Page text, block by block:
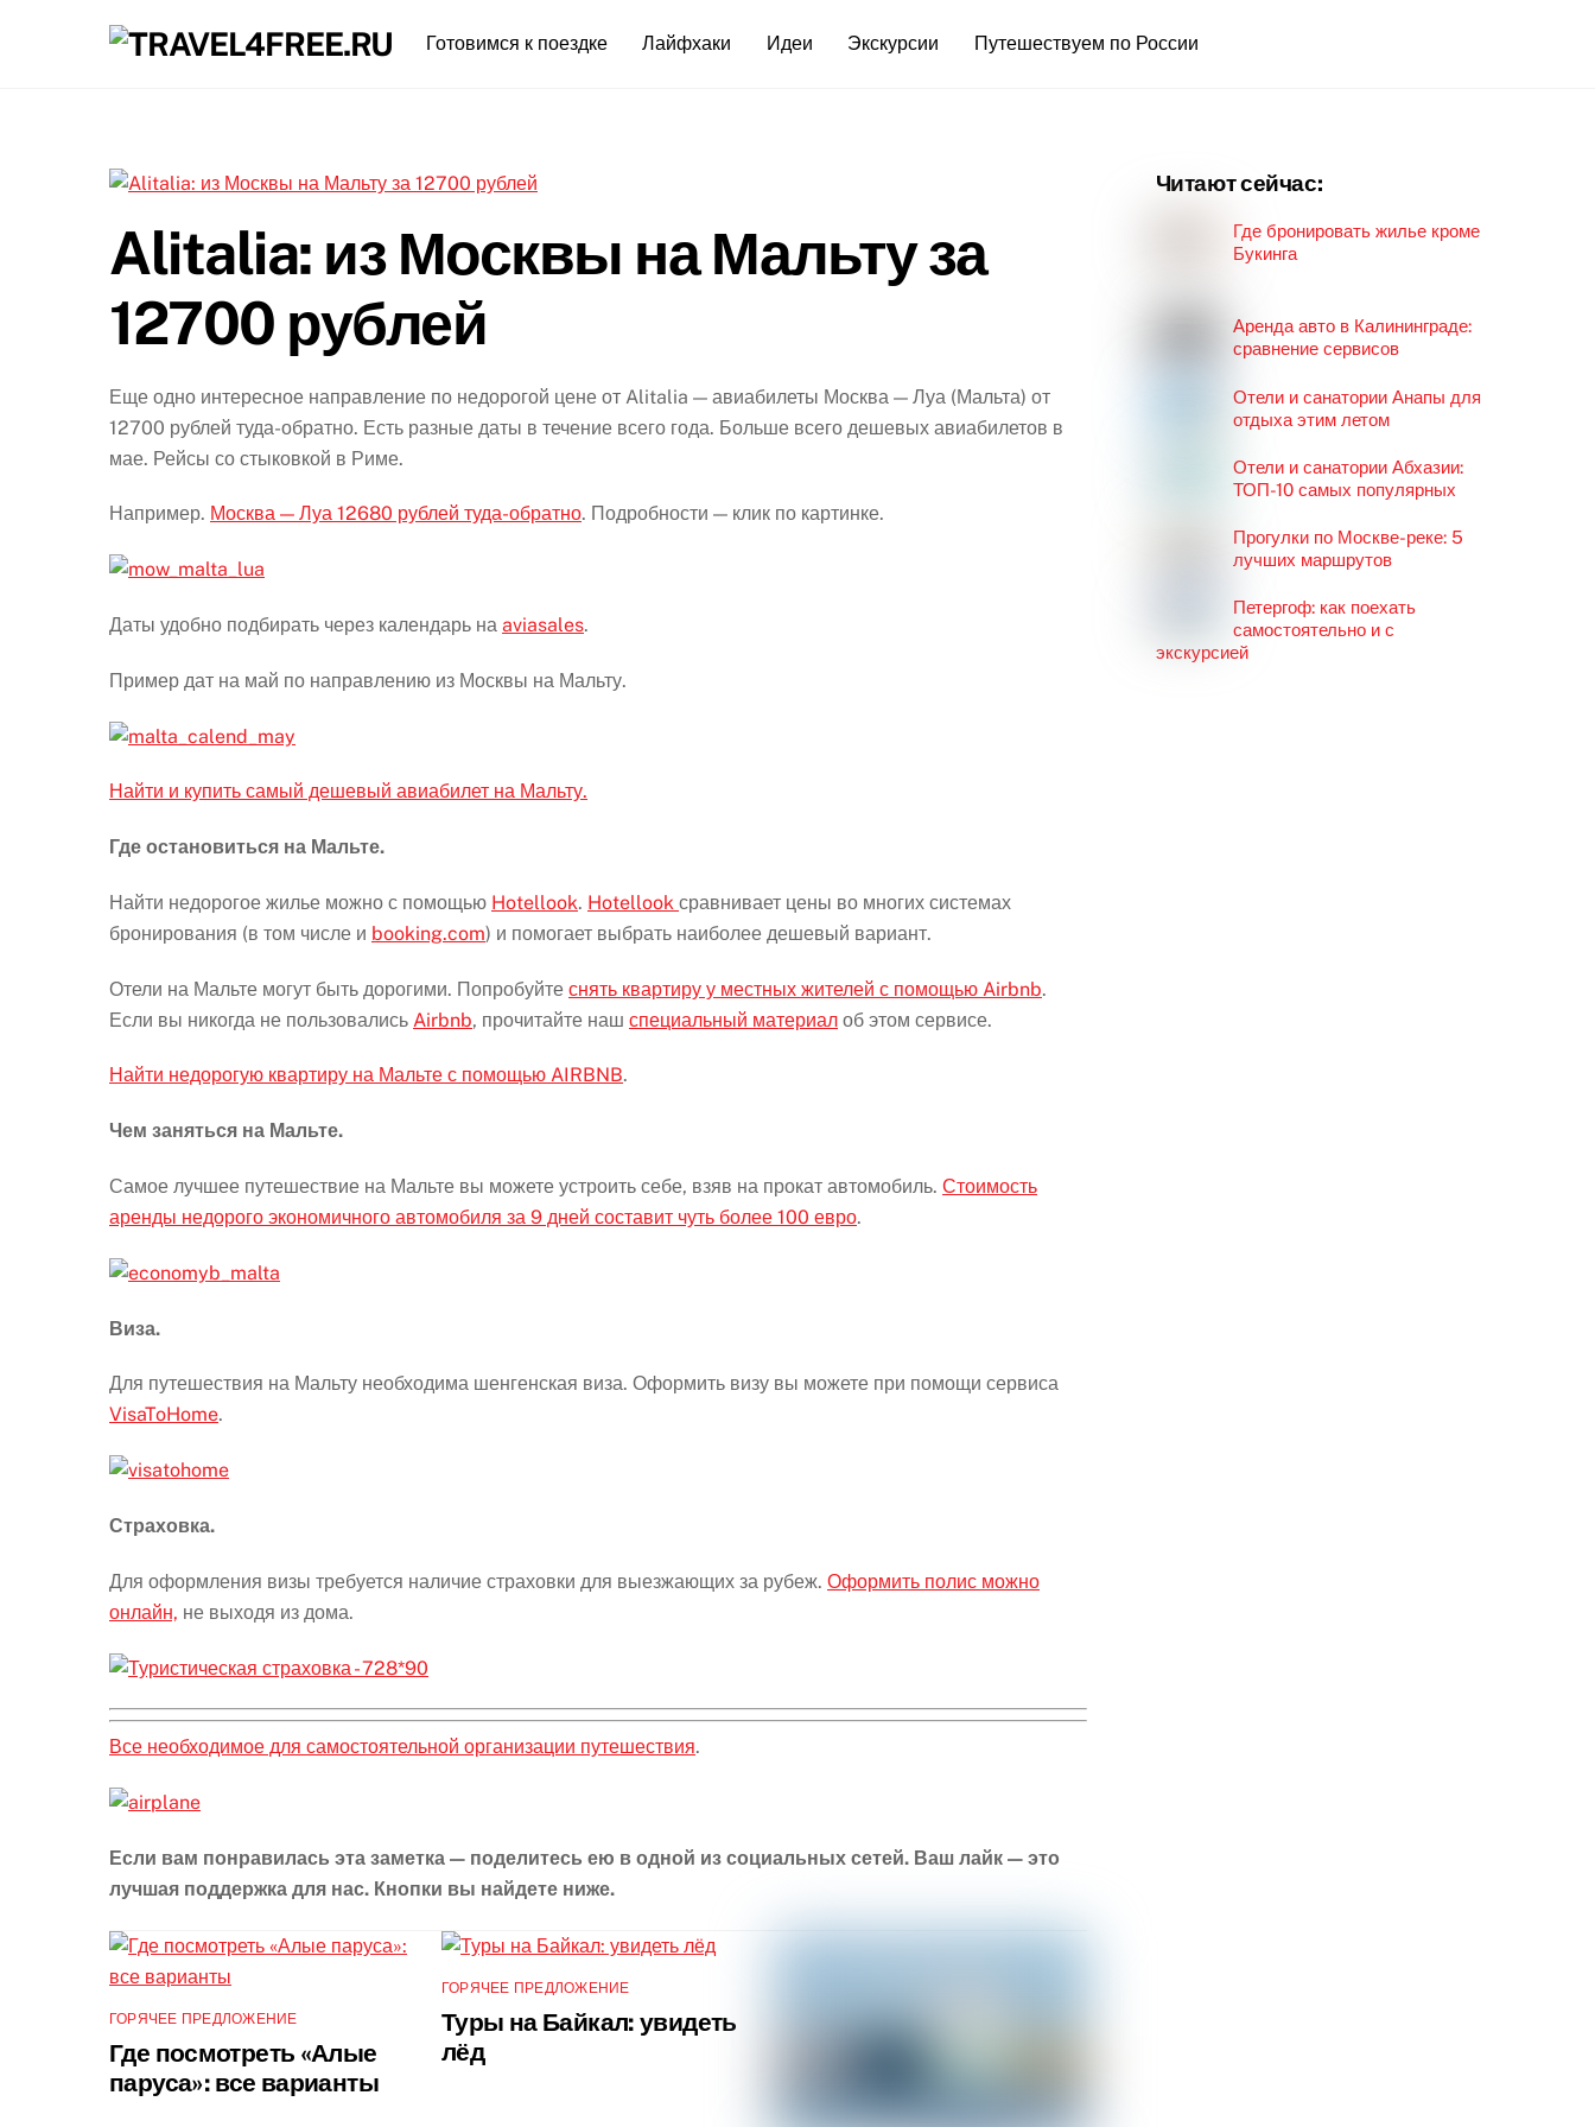
Готовимся к поездке Лайфхаки Идеи Экскурсии Путешествуем по России
Alitalia: из Москвы на Мальту за
12700 рублей
Еще одно интересное направление по недорогой цене от Alitalia — авиабилеты Москва — Луа (Мальта) от
12700 рублей туда-обратно. Есть разные даты в течение всего года. Больше всего дешевых авиабилетов в
мае. Рейсы со стыковкой в Риме.
Например. Москва — Луа 12680 рублей туда-обратно. Подробности — клик по картинке.
Даты удобно подбирать через календарь на aviasales.
Пример дат на май по направлению из Москвы на Мальту.
Найти и купить самый дешевый авиабилет на Мальту.
Где остановиться на Мальте.
Найти недорогое жилье можно с помощью Hotellook. Hotellook сравнивает цены во многих системах
бронирования (в том числе и booking.com) и помогает выбрать наиболее дешевый вариант.
Отели на Мальте могут быть дорогими. Попробуйте снять квартиру у местных жителей с помощью Airbnb.
Если вы никогда не пользовались Airbnb, прочитайте наш специальный материал об этом сервисе.
Найти недорогую квартиру на Мальте с помощью AIRBNB.
Чем заняться на Мальте.
Самое лучшее путешествие на Мальте вы можете устроить себе, взяв на прокат автомобиль. Стоимость
аренды недорого экономичного автомобиля за 9 дней составит чуть более 100 евро.
Виза.
Для путешествия на Мальту необходима шенгенская виза. Оформить визу вы можете при помощи сервиса
VisaToHome.
Страховка.
Для оформления визы требуется наличие страховки для выезжающих за рубеж. Оформить полис можно
онлайн, не выходя из дома.
Все необходимое для самостоятельной организации путешествия.
Если вам понравилась эта заметка — поделитесь ею в одной из социальных сетей. Ваш лайк — это
лучшая поддержка для нас. Кнопки вы найдете ниже.
ГОРЯЧЕЕ ПРЕДЛОЖЕНИЕ
Где посмотреть «Алые
паруса»: все варианты
ГОРЯЧЕЕ ПРЕДЛОЖЕНИЕ
Туры на Байкал: увидеть
лёд
Читают сейчас:
Где бронировать жилье кроме
Букинга
Аренда авто в Калининграде:
сравнение сервисов
Отели и санатории Анапы для
отдыха этим летом
Отели и санатории Абхазии:
ТОП-10 самых популярных
Прогулки по Москве-реке: 5
лучших маршрутов
Петергоф: как поехать
самостоятельно и с
экскурсией